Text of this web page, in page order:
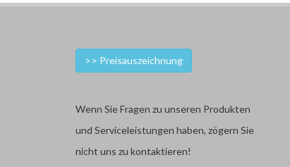
>> Preisauszeichnung
Wenn Sie Fragen zu unseren Produkten
und Serviceleistungen haben, zögern Sie
nicht uns zu kontaktieren!